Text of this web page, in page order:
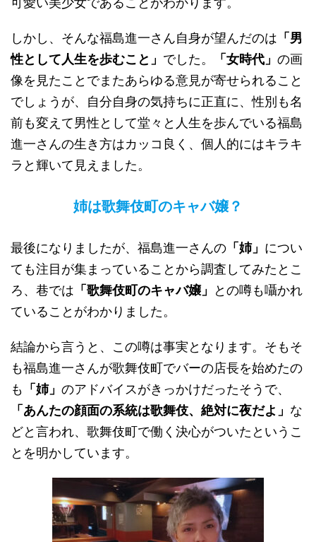
しかし、そんな福島進一さん自身が望んだのは 「男
性として人生を歩むこと」 でした。 「女時代」 の画
像を見たことでまたあらゆる意見が寄せられること
でしょうが、自分自身の気持ちに正直に、性別も名
前も変えて男性として堂々と人生を歩んでいる福島
進一さんの生き方はカッコ良く、個人的にはキラキ
ラと輝いて見えました。
姉は歌舞伎町のキャバ嬢？
最後になりましたが、福島進一さんの 「姉」 につい
ても注目が集まっていることから調査してみたとこ
ろ、巷では 「歌舞伎町のキャバ嬢」
との噂も囁かれ
ていることがわかりました。
結論から言うと、この噂は事実となります。そもそ
も福島進一さんが歌舞伎町でバーの店長を始めたの
も 「姉」 のアドバイスがきっかけだったそうで、
「あんたの顔面の系統は歌舞伎、絶対に夜だよ」 な
どと言われ、歌舞伎町で働く決心がついたというこ
とを明かしています。